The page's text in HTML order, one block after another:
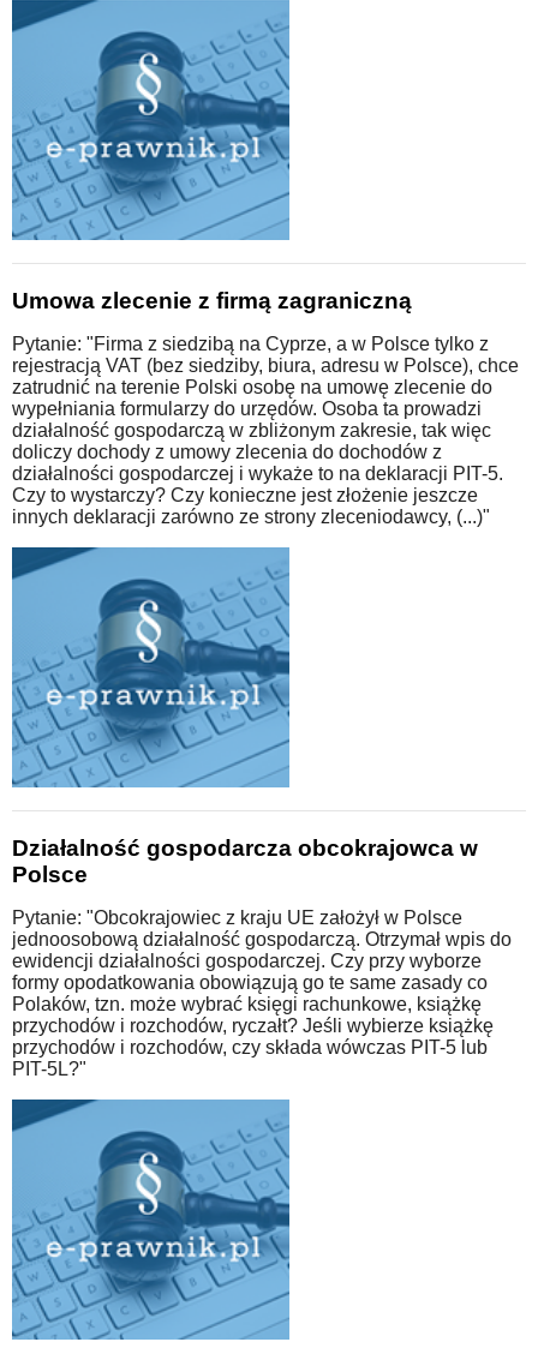
Umowa zlecenie z firmą zagraniczną
Pytanie: "Firma z siedzibą na Cyprze, a w Polsce tylko z
rejestracją VAT (bez siedziby, biura, adresu w Polsce), chce
zatrudnić na terenie Polski osobę na umowę zlecenie do
wypełniania formularzy do urzędów. Osoba ta prowadzi
działalność gospodarczą w zbliżonym zakresie, tak więc
doliczy dochody z umowy zlecenia do dochodów z
działalności gospodarczej i wykaże to na deklaracji PIT-5.
Czy to wystarczy? Czy konieczne jest złożenie jeszcze
innych deklaracji zarówno ze strony zleceniodawcy, (...)"
Działalność gospodarcza obcokrajowca w
Polsce
Pytanie: "Obcokrajowiec z kraju UE założył w Polsce
jednoosobową działalność gospodarczą. Otrzymał wpis do
ewidencji działalności gospodarczej. Czy przy wyborze
formy opodatkowania obowiązują go te same zasady co
Polaków, tzn. może wybrać księgi rachunkowe, książkę
przychodów i rozchodów, ryczałt? Jeśli wybierze książkę
przychodów i rozchodów, czy składa wówczas PIT-5 lub
PIT-5L?"